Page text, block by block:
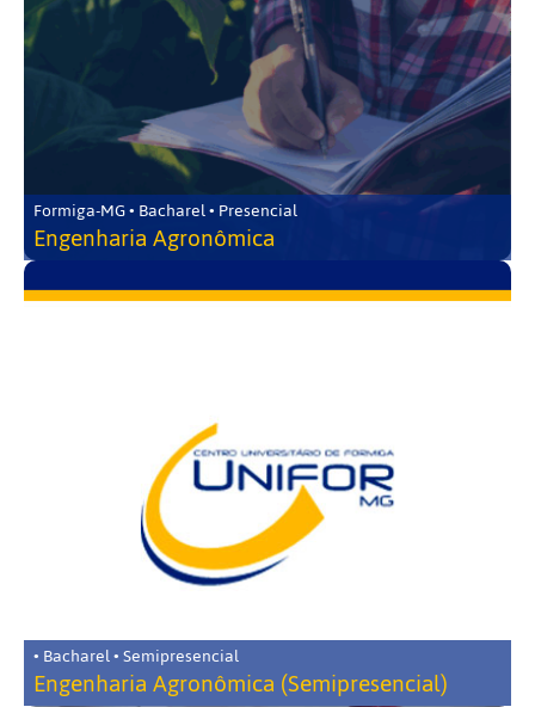
Formiga-MG • Bacharel • Presencial
Engenharia Agronômica
• Bacharel • Semipresencial
Engenharia Agronômica (Semipresencial)